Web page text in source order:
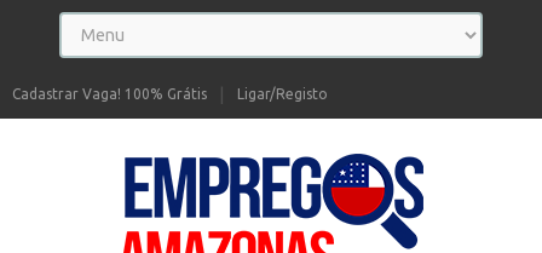
Ligar/Registo
Cadastrar Vaga! 100% Grátis